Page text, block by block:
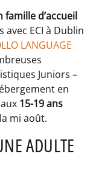
d’accueil
ECI à Dublin
LANGUAGE
Juniors –
en
15-19 ans
mi août.
ADULTE